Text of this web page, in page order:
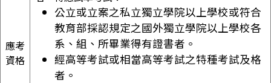
應考
資格
公立或立案之私立獨立學院以上學校或符合
教育部採認規定之國外獨立學院以上學校各
系、組、所畢業得有證書者。
經高等考試或相當高等考試之特種考試及格
者。